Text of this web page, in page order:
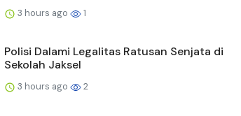
3 hours ago 1
Polisi Dalami Legalitas Ratusan Senjata di
Sekolah Jaksel
3 hours ago 2